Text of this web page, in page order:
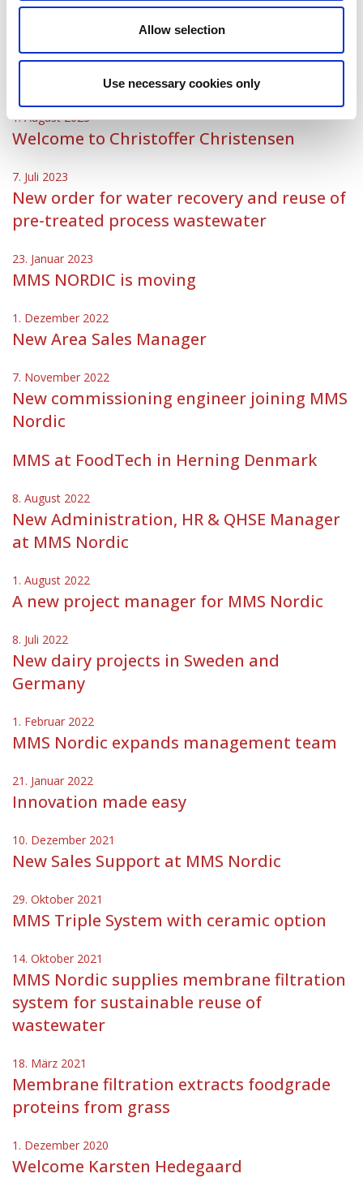
Allow selection
Use necessary cookies only
MMS welcomes Christoph Gerber
5. Juli 2023
MMS participates in Biorefining Project
1. August 2023
Welcome to Christoffer Christensen
7. Juli 2023
New order for water recovery and reuse of
pre-treated process wastewater
23. Januar 2023
MMS NORDIC is moving
1. Dezember 2022
New Area Sales Manager
7. November 2022
New commissioning engineer joining MMS
Nordic
MMS at FoodTech in Herning Denmark
8. August 2022
New Administration, HR & QHSE Manager
at MMS Nordic
1. August 2022
A new project manager for MMS Nordic
8. Juli 2022
New dairy projects in Sweden and
Germany
1. Februar 2022
MMS Nordic expands management team
21. Januar 2022
Innovation made easy
10. Dezember 2021
New Sales Support at MMS Nordic
29. Oktober 2021
MMS Triple System with ceramic option
14. Oktober 2021
MMS Nordic supplies membrane filtration
system for sustainable reuse of
wastewater
18. März 2021
Membrane filtration extracts foodgrade
proteins from grass
1. Dezember 2020
Welcome Karsten Hedegaard